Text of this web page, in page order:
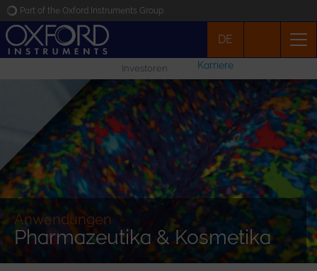
Part of the Oxford Instruments Group
Applications
Produkte
News
Veranstaltungen
Kontakt
DE
Investoren Karriere
Anwendungen
Pharmazeutika & Kosmetika